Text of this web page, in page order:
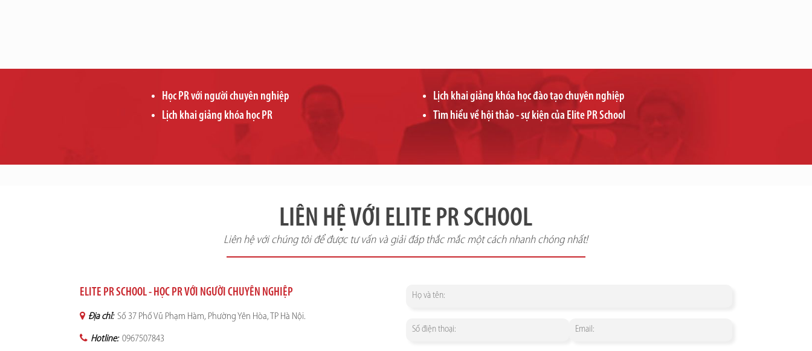
Học PR với người chuyên nghiệp
Lịch khai giảng khóa học PR
Lịch khai giảng khóa học đào tạo chuyên nghiệp
Tìm hiểu về hội thảo - sự kiện của Elite PR School
LIÊN HỆ VỚI ELITE PR SCHOOL
Liên hệ với chúng tôi để được tư vấn và giải đáp thắc mắc một cách nhanh chóng nhất!
ELITE PR SCHOOL - HỌC PR VỚI NGƯỜI CHUYÊN NGHIỆP
Địa chỉ: Số 37 Phố Vũ Phạm Hàm, Phường Yên Hòa, TP Hà Nội.
Hotline: 0967507843